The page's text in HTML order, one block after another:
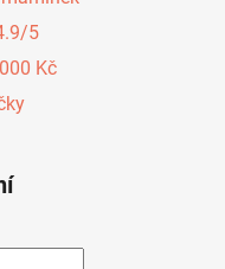
5
Kč